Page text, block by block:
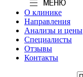
О клинике
Направления
Анализы и цены
Специалисты
Отзывы
Контакты